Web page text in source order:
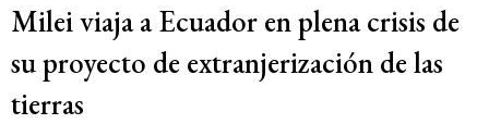
Milei viaja a Ecuador en plena crisis de
su proyecto de extranjerización de las
tierras